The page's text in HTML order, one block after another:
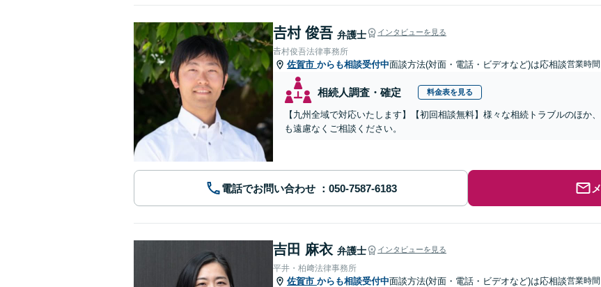
𠮷村 俊吾 弁護士 インタビューを見る
𠮷村俊吾法律事務所
佐賀市 からも相談受付中面談方法(対面・電話・ビデオなど)は応相談営業時
相続人調査・確定 料金表を見る
【九州全域で対応いたします】【初回相談無料】様々な相続トラブルのほか
も遠慮なくご相談ください。
電話でお問い合わせ
吉田 麻衣 弁護士 インタビューを見る
平井・柏﨑法律事務所
佐賀市 からも相談受付中面談方法(対面・電話・ビデオなど)は応相談営業時